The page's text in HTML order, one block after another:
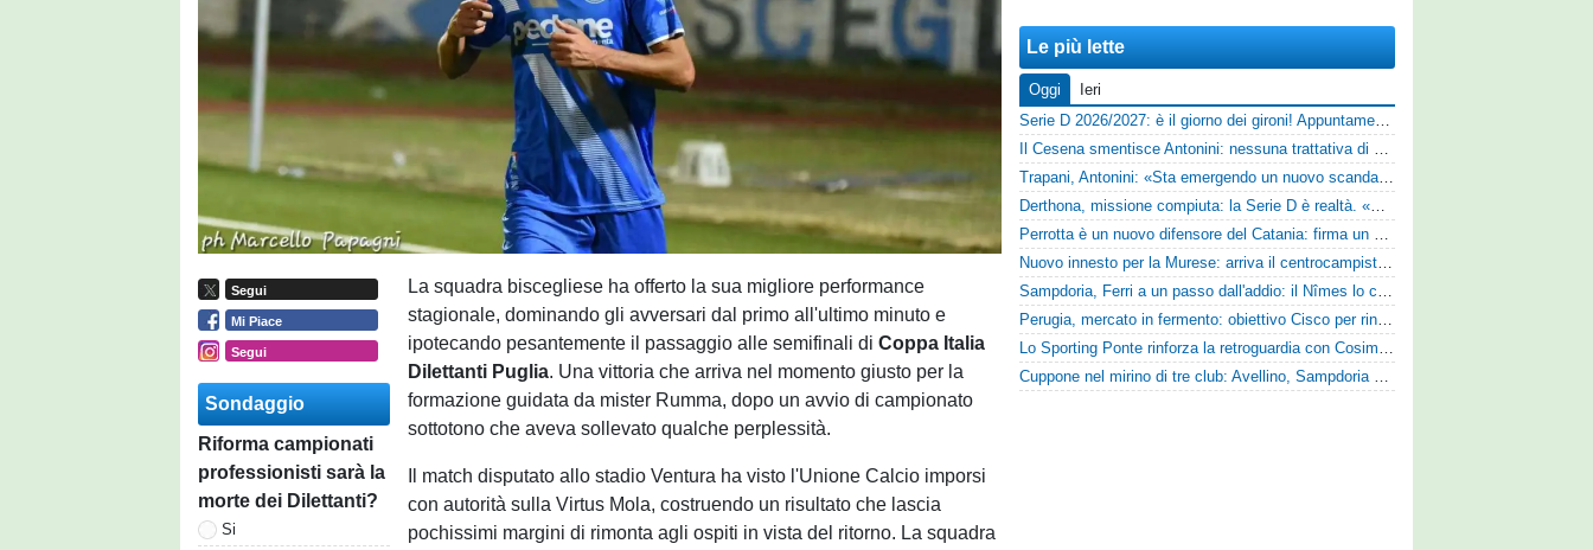
Segui
Mi Piace
Segui
Sondaggio
Riforma campionati
professionisti sarà la
morte dei Dilettanti?
Si
La squadra biscegliese ha offerto la sua migliore performance
stagionale, dominando gli avversari dal primo all'ultimo minuto e
ipotecando pesantemente il passaggio alle semifinali diCoppa Italia
Dilettanti Puglia. Una vittoria che arriva nel momento giusto per la
formazione guidata da mister Rumma, dopo un avvio di campionato
sottotono che aveva sollevato qualche perplessità.
Il match disputato allo stadio Ventura ha visto l'Unione Calcio imporsi
con autorità sulla Virtus Mola, costruendo un risultato che lascia
pochissimi margini di rimonta agli ospiti in vista del ritorno. La squadra
Le più lette
Oggi
Ieri
Serie D 2026/2027: è il giorno dei gironi! Appuntamento fissato
Il Cesena smentisce Antonini: nessuna trattativa di cessione
Trapani, Antonini: «Sta emergendo un nuovo scandalo»
Derthona, missione compiuta: la Serie D è realtà. «Siamo una società seria»
Perrotta è un nuovo difensore del Catania: firma un contratto annuale
Nuovo innesto per la Murese: arriva il centrocampista Tomas Acosta
Sampdoria, Ferri a un passo dall'addio: il Nîmes lo cerca
Perugia, mercato in fermento: obiettivo Cisco per rinforzare la fascia
Lo Sporting Ponte rinforza la retroguardia con Cosimo Michele Rotondi
Cuppone nel mirino di tre club: Avellino, Sampdoria e Vicenza sull'attaccante dell'Entella